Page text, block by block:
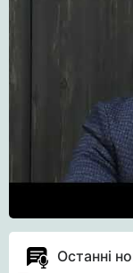
Останні